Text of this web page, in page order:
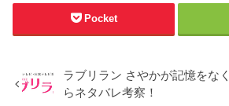
Pocket
ラブリラン さやかが記憶をな
らネタバレ考察！